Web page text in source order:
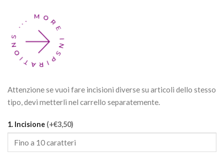
Attenzione se vuoi fare incisioni diverse su articoli dello stesso
tipo, devi metterli nel carrello separatemente.
1. Incisione (+€3,50)